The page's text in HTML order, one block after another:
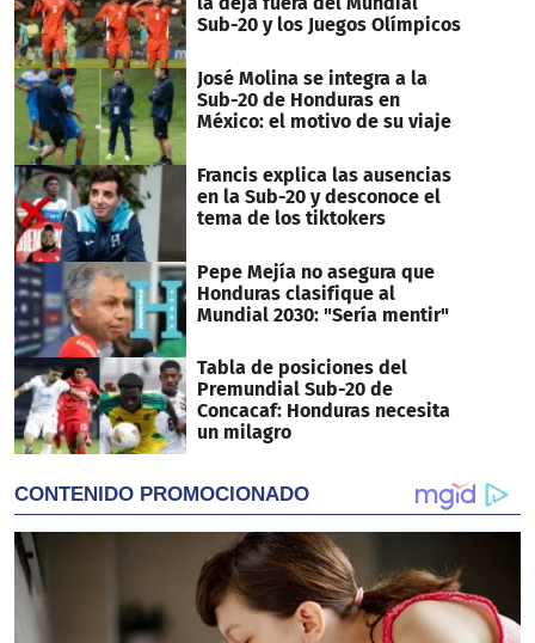
Sub-20 y los Juegos Olímpicos
José Molina se integra a la
Sub-20 de Honduras en
México: el motivo de su viaje
Francis explica las ausencias
en la Sub-20 y desconoce el
tema de los tiktokers
Pepe Mejía no asegura que
Honduras clasifique al
Mundial 2030: "Sería mentir"
Tabla de posiciones del
Premundial Sub-20 de
Concacaf: Honduras necesita
un milagro